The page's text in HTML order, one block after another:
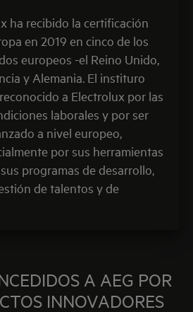
ha recibido la certificación
en 2019 en cinco de los
europeos -el Reino Unido,
y Alemania. El instituro
a Electrolux por las
laborales y por ser
a nivel europeo,
por sus herramientas
programas de desarrollo,
de talentos y de
A AEG POR
INNOVADORES